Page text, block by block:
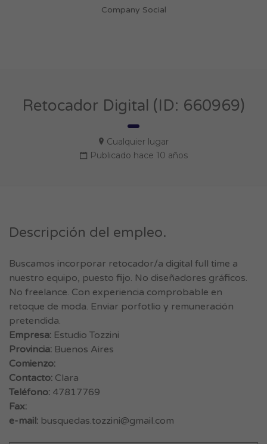
Company Social
Retocador Digital (ID: 660969)
Cualquier lugar
Publicado hace 10 años
Descripción del empleo.
Buscamos incorporar retocador/a digital full time a
nuestro equipo, puesto fijo. No diseñadores gráficos.
No freelance. Con experiencia comprobable en
retoque de moda. Enviar porfotlio y remuneración
pretendida.
Empresa: Estudio Tozzini
Provincia: Buenos Aires
Comienzo:
Contacto: Clara
Teléfono: 47817769
Fax:
e-mail: busquedas.tozzini@gmail.com